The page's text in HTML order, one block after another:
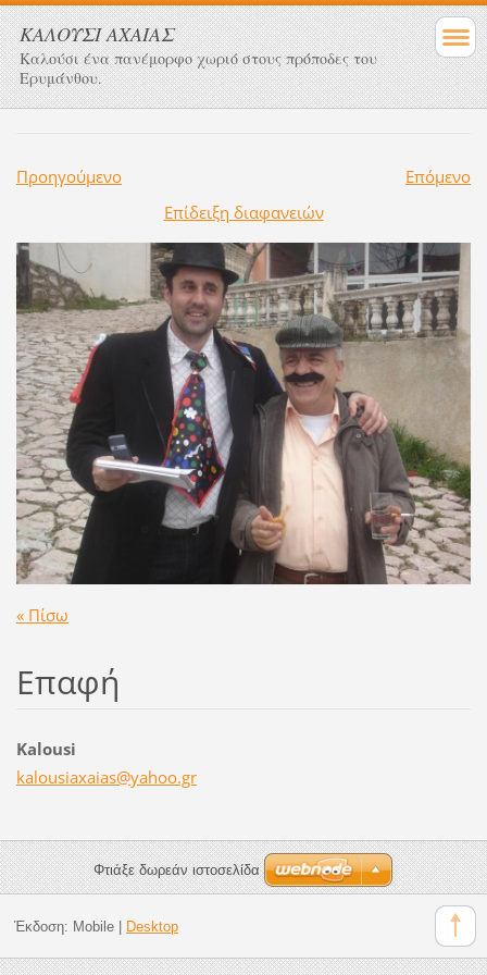
ΚΑΛΟΥΣΙ ΑΧΑΙΑΣ
Καλούσι ένα πανέμορφο χωριό στους πρόποδες του
Ερυμάνθου.
Προηγούμενο
Επόμενο
Επίδειξη διαφανειών
« Πίσω
Επαφή
Kalousi
kalousiaxaias@yahoo.gr
Φτιάξε δωρεάν ιστοσελίδα
Έκδοση: Mobile| Desktop